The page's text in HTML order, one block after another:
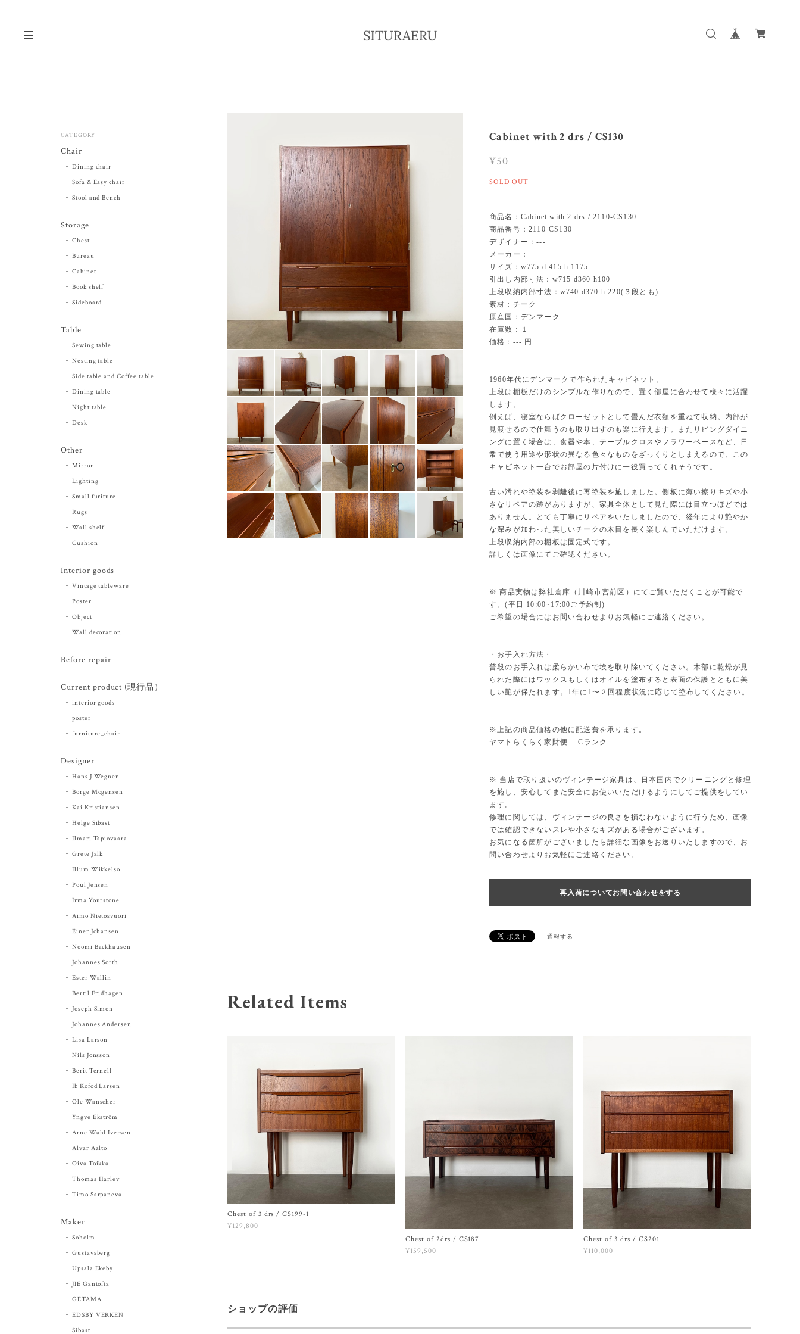
Cabinet with 2 drs / CS130
¥50
SOLD OUT
商品名：Cabinet with 2 drs / 2110-CS130
商品番号：2110-CS130
デザイナー：---
メーカー：---
サイズ：w775 d 415 h 1175
引出し内部寸法：w715 d360 h100
上段収納内部寸法：w740 d370 h 220(３段とも)
素材：チーク
原産国：デンマーク
在庫数：１
価格：--- 円
1960年代にデンマークで作られたキャビネット。
上段は棚板だけのシンプルな作りなので、置く部屋に合わせて様々に活躍
します。
例えば、寝室ならばクローゼットとして畳んだ衣類を重ねて収納。内部が
見渡せるので仕舞うのも取り出すのも楽に行えます。またリビングダイニ
ングに置く場合は、食器や本、テーブルクロスやフラワーベースなど、日
常で使う用途や形状の異なる色々なものをざっくりとしまえるので、この
キャビネット一台でお部屋の片付けに一役買ってくれそうです。
古い汚れや塗装を剥離後に再塗装を施しました。側板に薄い擦りキズや小
さなリペアの跡がありますが、家具全体として見た際には目立つほどでは
ありません。とても丁寧にリペアをいたしましたので、経年により艶やか
な深みが加わった美しいチークの木目を長く楽しんでいただけます。
上段収納内部の棚板は固定式です。
詳しくは画像にてご確認ください。
※ 商品実物は弊社倉庫（川崎市宮前区）にてご覧いただくことが可能で
す。(平日 10:00~17:00ご予約制)
ご希望の場合にはお問い合わせよりお気軽にご連絡ください。
・お手入れ方法・
普段のお手入れは柔らかい布で埃を取り除いてください。木部に乾燥が見
られた際にはワックスもしくはオイルを塗布すると表面の保護とともに美
しい艶が保たれます。1年に1〜２回程度状況に応じて塗布してください。
※上記の商品価格の他に配送費を承ります。
ヤマトらくらく家財便 Cランク
※ 当店で取り扱いのヴィンテージ家具は、日本国内でクリーニングと修理
を施し、安心してまた安全にお使いいただけるようにしてご提供をしてい
ます。
修理に関しては、ヴィンテージの良さを損なわないように行うため、画像
では確認できないスレや小さなキズがある場合がございます。
お気になる箇所がございましたら詳細な画像をお送りいたしますので、お
問い合わせよりお気軽にご連絡ください。
再入荷についてお問い合わせをする
通報する
Related Items
Chest of 3 drs / CS199-1
¥129,800
Chest of 2drs / CS187
¥159,500
Chest of 3 drs / CS201
¥110,000
ショップの評価
CATEGORY
Chair
Dining chair
Sofa & Easy chair
Stool and Bench
Storage
Chest
Bureau
Cabinet
Book shelf
Sideboard
Table
Sewing table
Nesting table
Side table and Coffee table
Dining table
Night table
Desk
Other
Mirror
Lighting
Small furiture
Rugs
Wall shelf
Cushion
Interior goods
Vintage tableware
Poster
Object
Wall decoration
Before repair
Current product (現行品）
interior goods
poster
furniture_chair
Designer
Hans J Wegner
Borge Mogensen
Kai Kristiansen
Helge Sibast
Ilmari Tapiovaara
Grete Jalk
Illum Wikkelso
Poul Jensen
Irma Yourstone
Aimo Nietosvuori
Einer Johansen
Noomi Backhausen
Johannes Sorth
Ester Wallin
Bertil Fridhagen
Joseph Simon
Johannes Andersen
Lisa Larson
Nils Jonsson
Berit Ternell
Ib Kofod Larsen
Ole Wanscher
Yngve Ekström
Arne Wahl Iversen
Alvar Aalto
Oiva Toikka
Thomas Harlev
Timo Sarpaneva
Maker
Soholm
Gustavsberg
Upsala Ekeby
JIE Gantofta
GETAMA
EDSBY VERKEN
Sibast